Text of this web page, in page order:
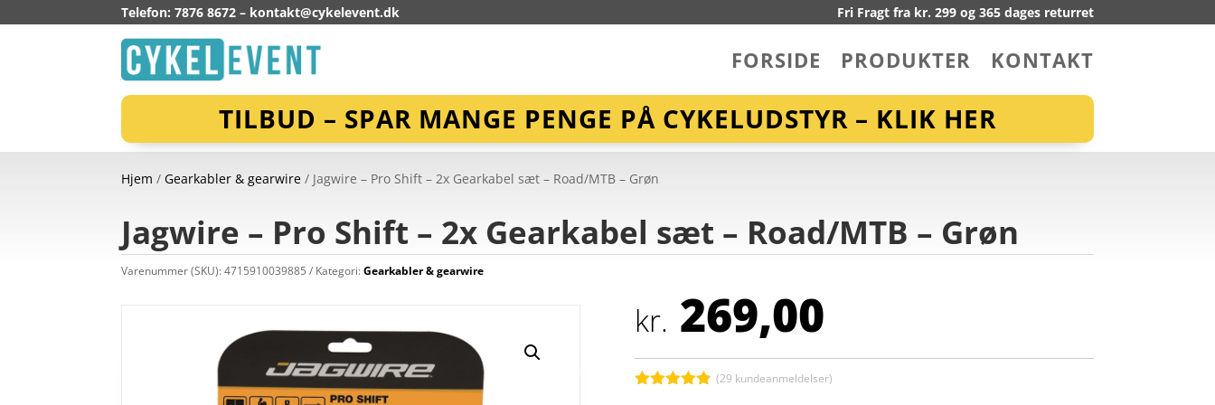
Telefon: 7876 8672 – kontakt@cykelevent.dk Fri Fragt fra kr. 299 og 365 dages returret
FORSIDE PRODUKTER KONTAKT
TILBUD – SPAR MANGE PENGE PÅ CYKELUDSTYR – KLIK HER
Hjem / Gearkabler & gearwire / Jagwire – Pro Shift – 2x Gearkabel sæt – Road/MTB – Grøn
Jagwire – Pro Shift – 2x Gearkabel sæt – Road/MTB – Grøn
Varenummer (SKU):4715910039885 Kategori:Gearkabler & gearwire
kr. 269,00
(29 kundeanmeldelser)